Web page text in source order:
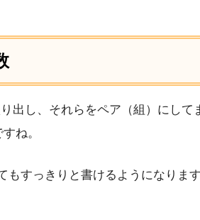
出し、それらをペア（組）にし
ね。
もすっきりと書けるようになりま